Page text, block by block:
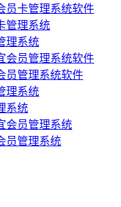
员卡管理系统软件
理系统
员管理系统软件
系统
员管理系统